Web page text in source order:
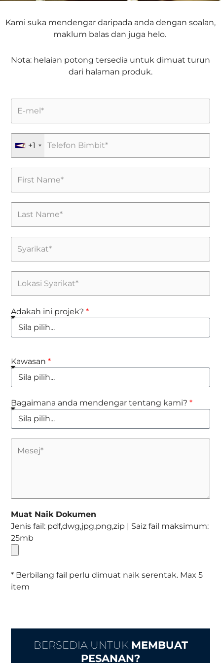
Kami suka mendengar daripada anda dengan soalan,
maklum balas dan juga helo.
Nota: helaian potong tersedia untuk dimuat turun
dari halaman produk.
+1
Adakah ini projek?
Kawasan
Bagaimana anda mendengar tentang kami?
Muat Naik Dokumen
Jenis fail: pdf,dwg,jpg,png,zip | Saiz fail maksimum:
25mb
* Berbilang fail perlu dimuat naik serentak. Max 5
item
BERSEDIA UNTUK MEMBUAT
PESANAN?